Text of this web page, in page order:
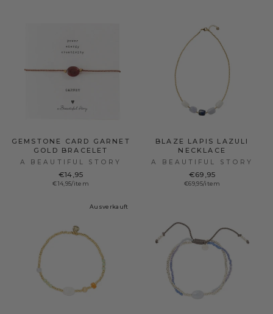
GEMSTONE CARD GARNET
GOLD BRACELET
A BEAUTIFUL STORY
€14,95
€14,95/item
BLAZE LAPIS LAZULI
NECKLACE
A BEAUTIFUL STORY
€69,95
€69,95/item
Ausverkauft